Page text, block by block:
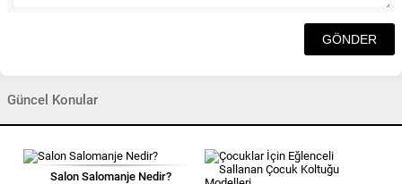
Güncel Konular
Salon Salomanje Nedir?